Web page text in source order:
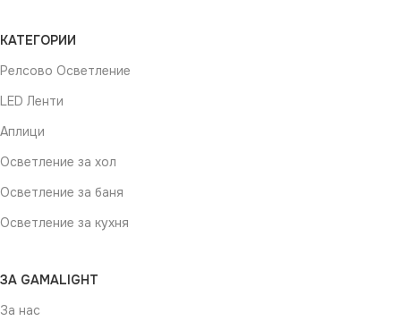
КАТЕГОРИИ
Релсово Осветление
LED Ленти
Аплици
Осветление за хол
Осветление за баня
Осветление за кухня
ЗА GAMALIGHT
За нас